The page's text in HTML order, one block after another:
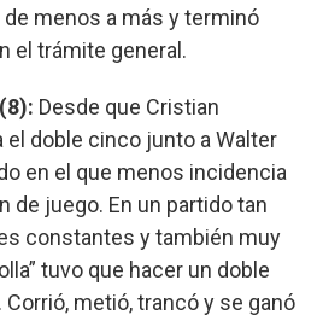
de menos a más y terminó
el trámite general.
Desde que Cristian
doble cinco junto a Walter
en el que menos incidencia
de juego. En un partido tan
constantes y también muy
tuvo que hacer un doble
metió, trancó y se ganó